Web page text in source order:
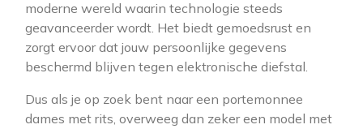
moderne wereld waarin technologie steeds
geavanceerder wordt. Het biedt gemoedsrust en
zorgt ervoor dat jouw persoonlijke gegevens
beschermd blijven tegen elektronische diefstal.
Dus als je op zoek bent naar een portemonnee
dames met rits, overweeg dan zeker een model met